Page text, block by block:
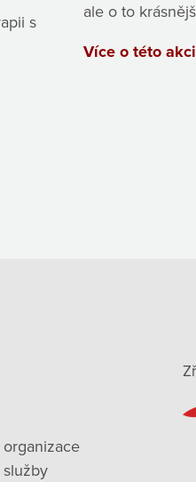
s
ale o to
Více o této akci